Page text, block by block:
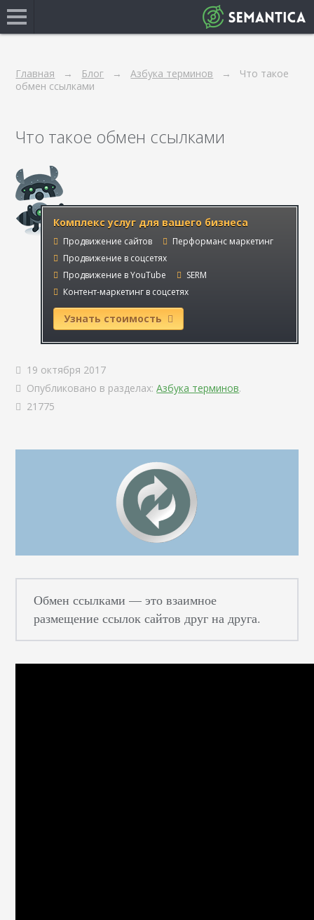
Главная Блог Азбука терминов
Что такое
обмен ссылками
Что такое обмен ссылками
Комплекс услуг для вашего бизнеса
Продвижение сайтов
Перформанс маркетинг
Продвижение в соцсетях
Продвижение в YouTube
SERM
Контент-маркетинг в соцсетях
Узнать стоимость
19 октября 2017
Опубликовано в разделах: Азбука терминов.
21775
Обмен ссылками — это взаимное
размещение ссылок сайтов друг на друга.